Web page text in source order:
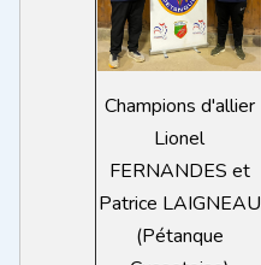
Champions d'allier
Lionel
FERNANDES et
Patrice LAIGNEAU
(Pétanque